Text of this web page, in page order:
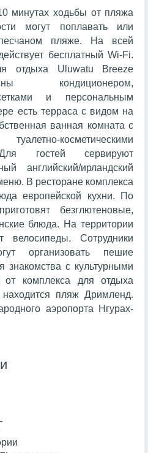
минутах ходьбы от пляжа
могут поплавать или
пляже. На всей
бесплатный Wi-Fi.
отдыха Uluwatu Breeze
кондиционером,
и персональным
есть терраса с видом на
ванная комната с
косметическими
Для гостей сервируют
английский/ирландский
В ресторане комплекса
европейской кухни. По
безглютеновые,
блюда. На территории
велосипеды. Сотрудники
организовать пешие
знакомства с культурными
комплекса для отдыха
пляж Дримленд.
аэропорта Нгурах-